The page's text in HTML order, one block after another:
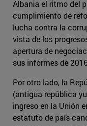
Albania el ritmo del
cumplimiento de
lucha contra la
vista de los
apertura de
sus informes de
Por otro lado, la
(antigua república
ingreso en la Unión
estatuto de país